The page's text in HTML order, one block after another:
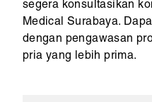
segera konsultasikan
Medical Surabaya.
dengan pengawasan
pria yang lebih prima.